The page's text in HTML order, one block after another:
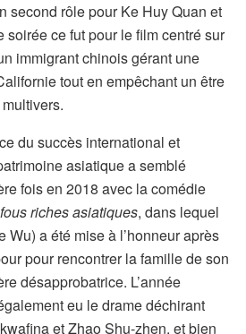
second rôle pour Ke Huy Quan et
ce fut pour le film centré sur
immigrant chinois gérant une
tout en empêchant un être
du succès international et
asiatique a semblé
fois en 2018 avec la comédie
fous riches asiatiques, dans lequel
Wu) a été mise à l’honneur après
pour rencontrer la famille de son
désapprobatrice. L’année
eu le drame déchirant
et Zhao Shu-zhen, et bien